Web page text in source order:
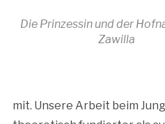
Die Prinzessin und der
Zawilla
mit. Unsere Arbeit beim